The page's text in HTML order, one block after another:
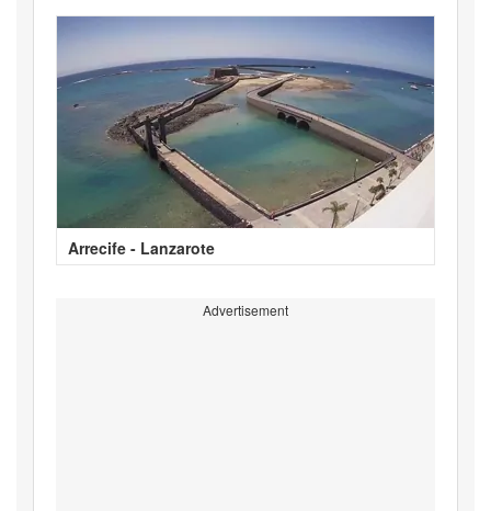
Arrecife - Lanzarote
Advertisement